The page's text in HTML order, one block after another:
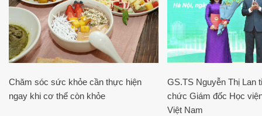
Chăm sóc sức khỏe cần thực hiện
ngay khi cơ thể còn khỏe
GS.TS Nguyễn Thị Lan
chức Giám đốc Học
Việt Nam